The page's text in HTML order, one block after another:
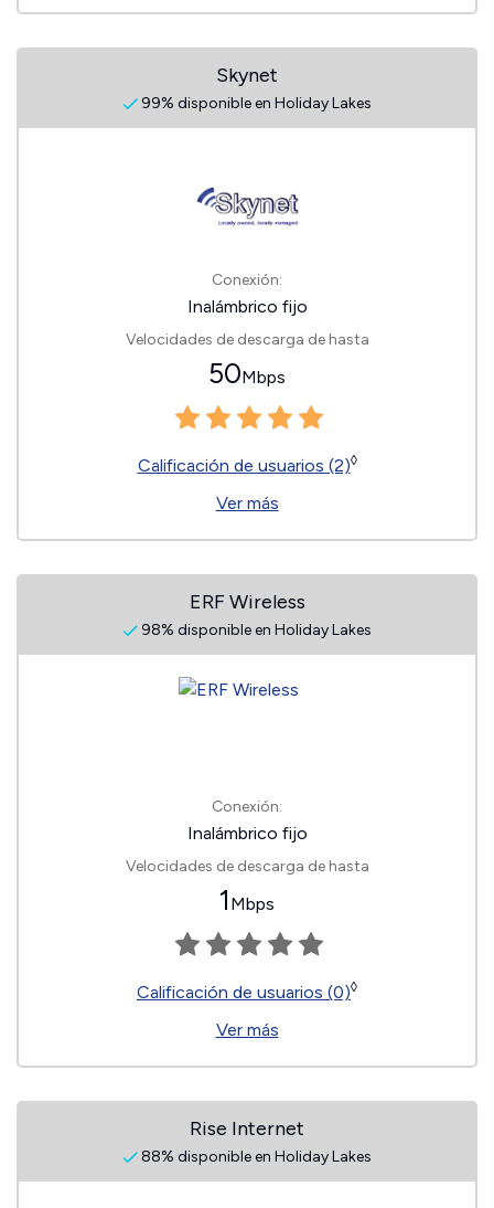
Skynet
99% disponible en Holiday Lakes
Conexión:
Inalámbrico fijo
Velocidades de descarga de hasta
50Mbps
Calificación de usuarios (2)◊
Ver más
ERF Wireless
98% disponible en Holiday Lakes
Conexión:
Inalámbrico fijo
Velocidades de descarga de hasta
1 Mbps
Calificación de usuarios (0)◊
Ver más
Rise Internet
88% disponible en Holiday Lakes